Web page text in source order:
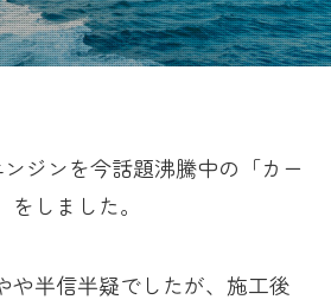
ジンを今話題沸騰中の「カー
しました。
や半信半疑でしたが、施工後